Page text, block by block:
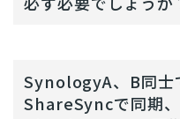
SynologyA、B同
ShareSyncで同期